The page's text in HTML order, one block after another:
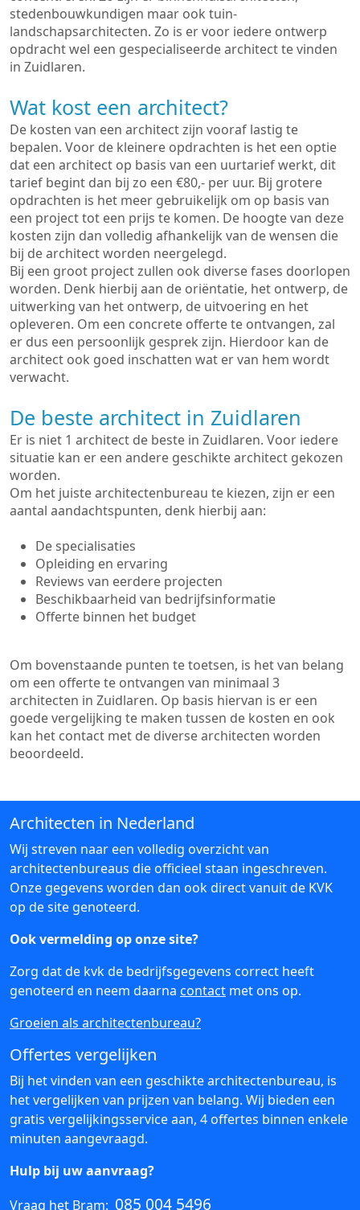
stedenbouwkundigen maar ook tuin-
landschapsarchitecten. Zo is er voor iedere ontwerp
opdracht wel een gespecialiseerde architect te vinden
in Zuidlaren.
Wat kost een architect?
De kosten van een architect zijn vooraf lastig te
bepalen. Voor de kleinere opdrachten is het een optie
dat een architect op basis van een uurtarief werkt, dit
tarief begint dan bij zo een €80,- per uur. Bij grotere
opdrachten is het meer gebruikelijk om op basis van
een project tot een prijs te komen. De hoogte van deze
kosten zijn dan volledig afhankelijk van de wensen die
bij de architect worden neergelegd.
Bij een groot project zullen ook diverse fases doorlopen
worden. Denk hierbij aan de oriëntatie, het ontwerp, de
uitwerking van het ontwerp, de uitvoering en het
opleveren. Om een concrete offerte te ontvangen, zal
er dus een persoonlijk gesprek zijn. Hierdoor kan de
architect ook goed inschatten wat er van hem wordt
verwacht.
De beste architect in Zuidlaren
Er is niet 1 architect de beste in Zuidlaren. Voor iedere
situatie kan er een andere geschikte architect gekozen
worden.
Om het juiste architectenbureau te kiezen, zijn er een
aantal aandachtspunten, denk hierbij aan:
De specialisaties
Opleiding en ervaring
Reviews van eerdere projecten
Beschikbaarheid van bedrijfsinformatie
Offerte binnen het budget
Om bovenstaande punten te toetsen, is het van belang
om een offerte te ontvangen van minimaal 3
architecten in Zuidlaren. Op basis hiervan is er een
goede vergelijking te maken tussen de kosten en ook
kan het contact met de diverse architecten worden
beoordeeld.
Architecten in Nederland
Wij streven naar een volledig overzicht van
architectenbureaus die officieel staan ingeschreven.
Onze gegevens worden dan ook direct vanuit de KVK
op de site genoteerd.
Ook vermelding op onze site?
Zorg dat de kvk de bedrijfsgegevens correct heeft
genoteerd en neem daarna contact met ons op.
Groeien als architectenbureau?
Offertes vergelijken
Bij het vinden van een geschikte architectenbureau, is
het vergelijken van prijzen van belang. Wij bieden een
gratis vergelijkingsservice aan, 4 offertes binnen enkele
minuten aangevraagd.
Hulp bij uw aanvraag?
Vraag het Bram: 085 004 5496